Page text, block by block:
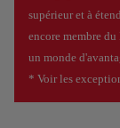
supérieur et à
encore membre
un monde
* Voir les